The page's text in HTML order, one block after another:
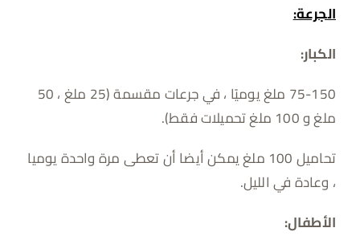
الجرعة:
الكبار:
75-150 ملغ يوميًا ، في جرعات مقسمة (25 ملغ ، 50
ملغ و 100 ملغ تحميلات فقط).
تحاميل 100 ملغ يمكن أيضا أن تعطى مرة واحدة يوميا
، وعادة في الليل.
الأطفال: